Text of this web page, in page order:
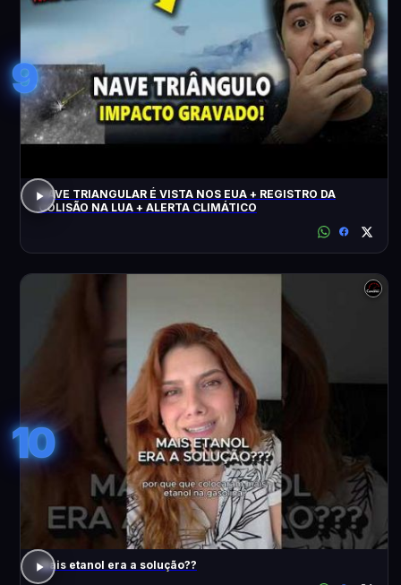
9
NAVE TRIANGULAR É VISTA NOS EUA + REGISTRO DA
COLISÃO NA LUA + ALERTA CLIMÁTICO
10
Mais etanol era a solução??